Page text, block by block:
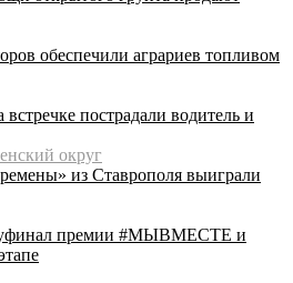
обеспечили аграриев топливом
пострадали водитель и
округ
из Ставрополя выиграли
премии #МЫВМЕСТЕ и